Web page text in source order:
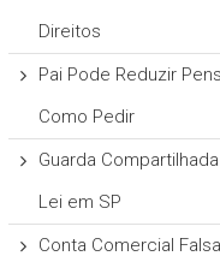
Direitos
Pai Pode Reduzir
Como Pedir
Guarda
Lei em SP
Conta Comercial